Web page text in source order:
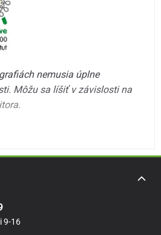
nemusia úplne
Môžu sa líšiť v závislosti na
9-16